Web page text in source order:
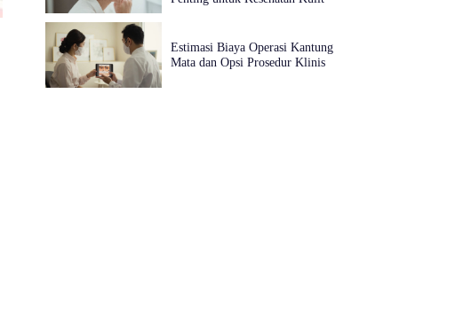
Estimasi Biaya Operasi Kantung
Mata dan Opsi Prosedur Klinis